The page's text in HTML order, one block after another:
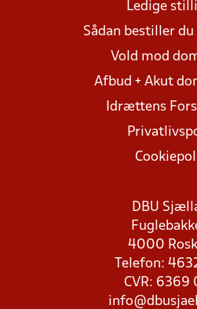
Ledige
Sådan bestiller
Vold mod
Afbud + Akut
Idrættens
DBU
4000
Telefon:
CVR: 6369